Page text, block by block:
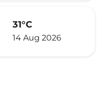
31°C
14 Aug 2026